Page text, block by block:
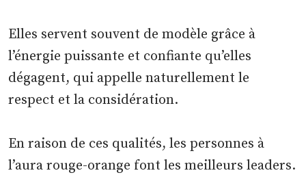
Elles servent souvent de modèle grâce à
l’énergie puissante et confiante qu’elles
dégagent, qui appelle naturellement le
respect et la considération.
En raison de ces qualités, les personnes à
l’aura rouge-orange font les meilleurs leaders.